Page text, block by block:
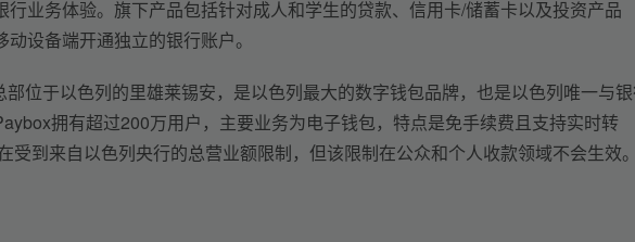
行业务体验。旗下产品包括针对成人和学生的贷款、信用卡/储蓄卡以及投资产品
设备端开通独立的银行账户。
部位于以色列的里雄莱锡安，是以色列最大的数字钱包品牌，也是以色列唯一与
拥有超过200万用户，主要业务为电子钱包，特点是免手续费且支持实时转
受到来自以色列央行的总营业额限制，但该限制在公众和个人收款领域不会生效。